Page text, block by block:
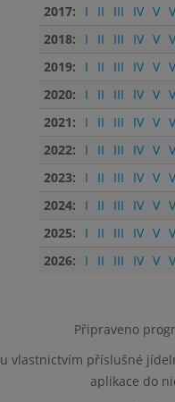
2017:
I II III IV V
2018:
I II III IV V
2019:
I II III IV V
2020:
I II III IV V
2021:
I II III IV V
2022:
I II III IV V
2023:
I II III IV V
2024:
I II III IV V
2025:
I II III IV V
2026:
I II III IV V
Připraveno
vlastnictvím příslušné
aplikace do